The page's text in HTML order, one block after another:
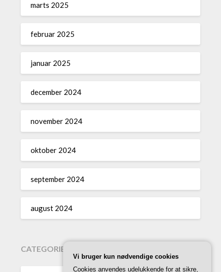
marts 2025
februar 2025
januar 2025
december 2024
november 2024
oktober 2024
september 2024
august 2024
CATEGORIES
Vi bruger kun nødvendige cookies
Cookies anvendes udelukkende for at sikre,